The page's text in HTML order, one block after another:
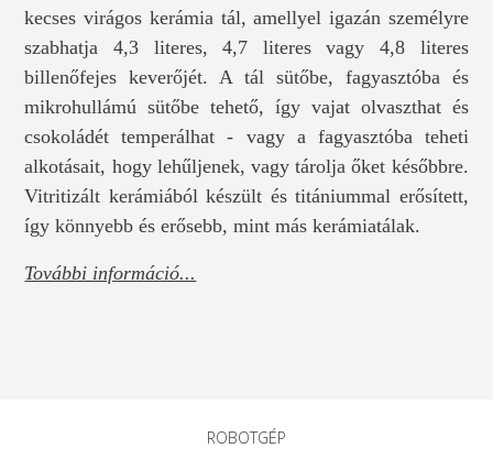
kecses virágos kerámia tál, amellyel igazán személyre
szabhatja 4,3 literes, 4,7 literes vagy 4,8 literes
billenőfejes keverőjét. A tál sütőbe, fagyasztóba és
mikrohullámú sütőbe tehető, így vajat olvaszthat és
csokoládét temperálhat - vagy a fagyasztóba teheti
alkotásait, hogy lehűljenek, vagy tárolja őket későbbre.
Vitritizált kerámiából készült és titániummal erősített,
így könnyebb és erősebb, mint más kerámiatálak.
További információ...
ROBOTGÉP